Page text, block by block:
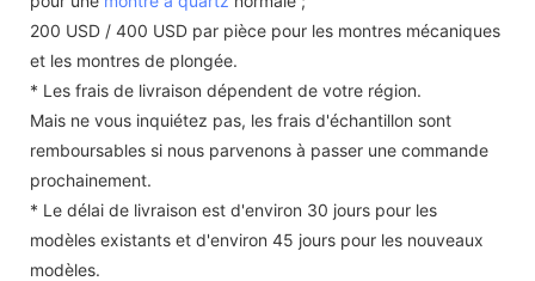
200 USD / 400 USD par pièce pour les montres mécaniques
et les montres de plongée.
* Les frais de livraison dépendent de votre région.
Mais ne vous inquiétez pas, les frais d'échantillon sont
remboursables si nous parvenons à passer une commande
prochainement.
* Le délai de livraison est d'environ 30 jours pour les
modèles existants et d'environ 45 jours pour les nouveaux
modèles.